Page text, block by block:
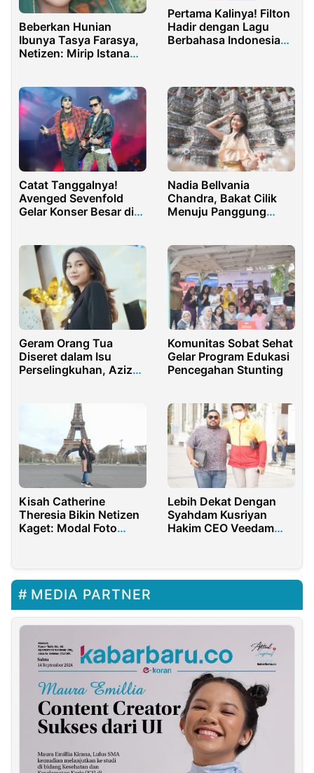
Beberkan Hunian
Ibunya Tasya Farasya,
Netizen: Mirip Istana
Pertama Kalinya! Filton
Hadir dengan Lagu
Berbahasa Indonesia
Catat Tanggalnya!
Avenged Sevenfold
Gelar Konser Besar di
Nadia Bellvania
Chandra, Bakat Cilik
Menuju Panggung
Geram Orang Tua
Diseret dalam Isu
Perselingkuhan, Azizah
Komunitas Sobat Sehat
Gelar Program Edukasi
Pencegahan Stunting
Kisah Catherine
Theresia Bikin Netizen
Kaget: Modal Foto
Lebih Dekat Dengan
Syahdam Kusriyan
Hakim CEO Veedam
MEDIA PARTNER